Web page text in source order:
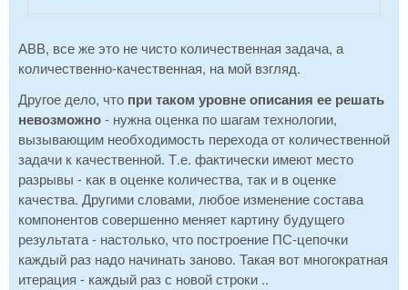
АВВ, все же это не чисто количественная задача, а
количественно-качественная, на мой взгляд.
Другое дело, что при таком уровне описания ее решать
невозможно- нужна оценка по шагам технологии,
вызывающим необходимость перехода от количественной
задачи к качественной. Т.е. фактически имеют место
разрывы - как в оценке количества, так и в оценке
качества. Другими словами, любое изменение состава
компонентов совершенно меняет картину будущего
результата - настолько, что построение ПС-цепочки
каждый раз надо начинать заново. Такая вот многократная
итерация - каждый раз с новой строки ..